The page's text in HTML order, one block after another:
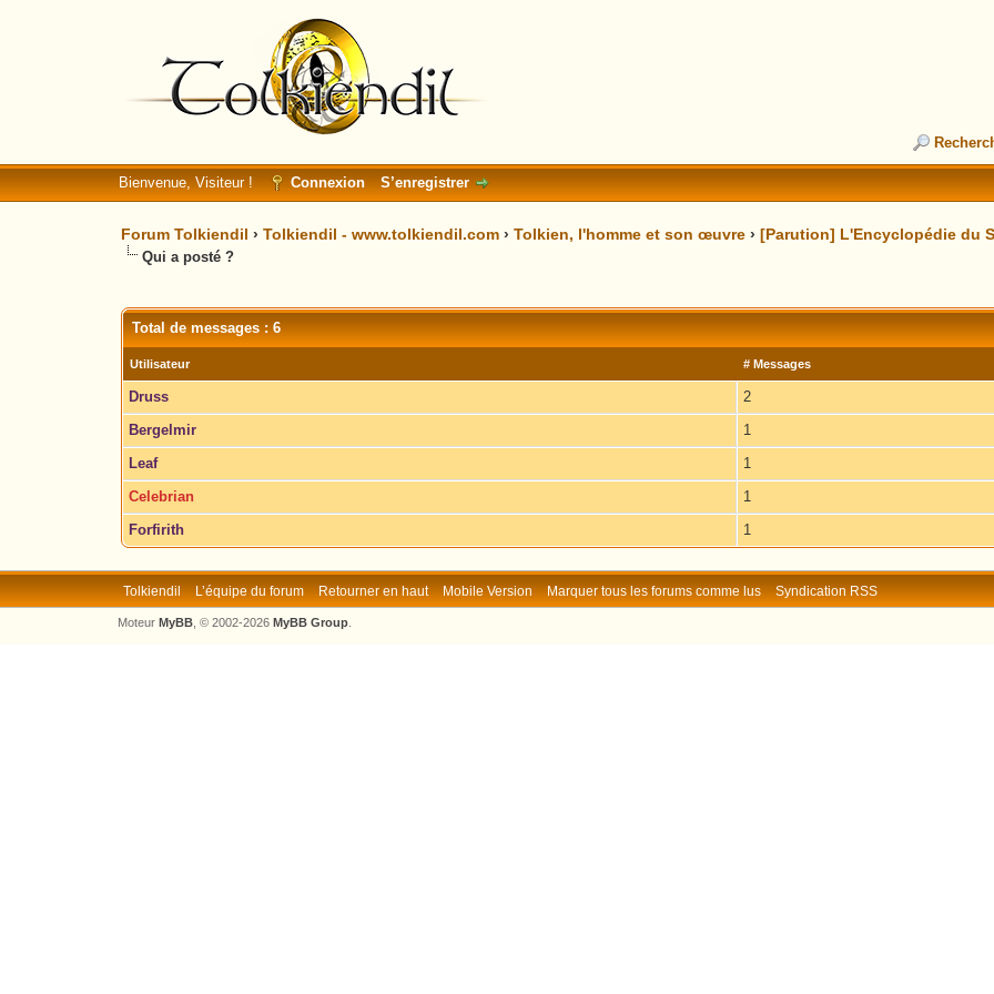
Bienvenue, Visiteur ! Connexion S’enregistrer
Forum Tolkiendil ›Tolkiendil - www.tolkiendil.com ›Tolkien, l'homme et son œuvre ›[Parution] L'Encyclopédie du
Qui a posté ?
Total de messages : 6
Utilisateur # Messages
Druss
2
Bergelmir
1
Leaf
1
Celebrian
1
Forfirith
1
Tolkiendil L’équipe du forum Retourner en haut Mobile Version Marquer tous les forums comme lus Syndication RSS
Moteur MyBB, © 2002-2026 MyBB Group.